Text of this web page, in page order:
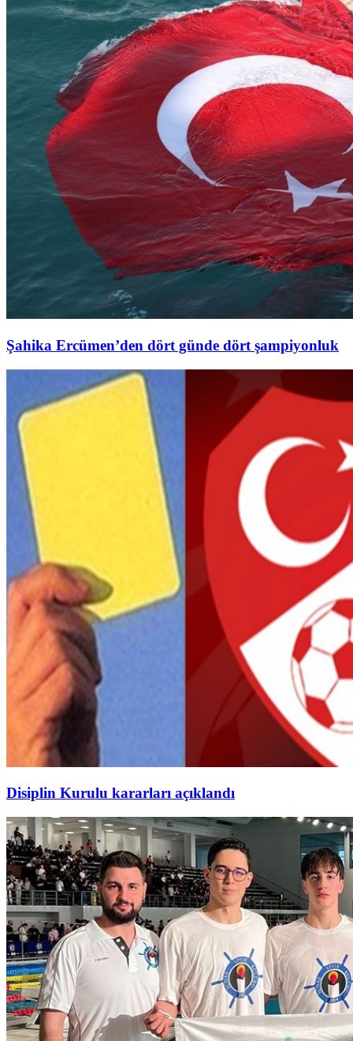
Şahika Ercümen’den dört günde dört şampiyonluk
Disiplin Kurulu kararları açıklandı